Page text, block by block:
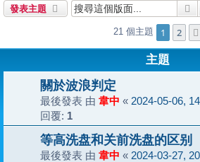
發表主題
21 個主題 1 2
主題
關於波浪判定
最後發表 由 韋中 « 2024-05-06,
回覆: 1
等高洗盘和关前洗盘的区别
最後發表 由 韋中 « 2024-03-27,